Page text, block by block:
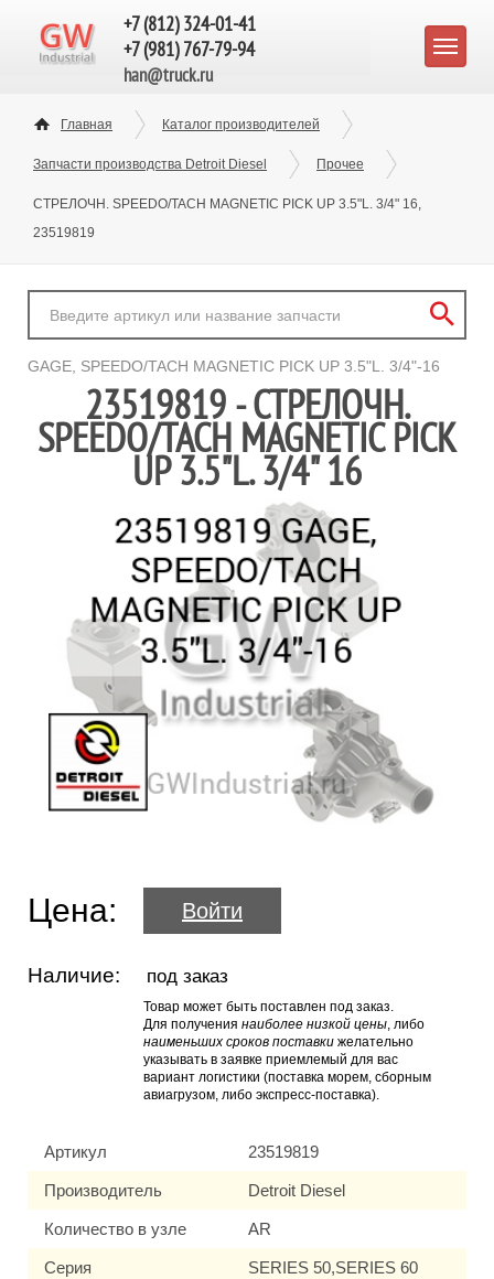
+7 (812) 324-01-41
+7 (981) 767-79-94
han@truck.ru
Главная Каталог производителей
Запчасти производства Detroit Diesel Прочее
СТРЕЛОЧН. SPEEDO/TACH MAGNETIC PICK UP 3.5"L. 3/4" 16,
23519819
GAGE, SPEEDO/TACH MAGNETIC PICK UP 3.5"L. 3/4"-16
23519819 - СТРЕЛОЧН.
SPEEDO/TACH MAGNETIC PICK
UP 3.5"L. 3/4" 16
Цена: Войти
Наличие: под заказ
Товар может быть поставлен под заказ.
Для получения наиболее низкой цены, либо
наименьших сроков поставки желательно
указывать в заявке приемлемый для вас
вариант логистики (поставка морем, сборным
авиагрузом, либо экспресс-поставка).
Артикул 23519819
Производитель Detroit Diesel
Количество в узле AR
Серия SERIES 50,SERIES 60